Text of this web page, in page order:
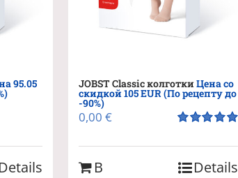
95.05
Details
JOBST Classic колготкиЦена со
скидкой 105 EUR (По рецепту до
-90%)
из 5
0,00€
В
Details